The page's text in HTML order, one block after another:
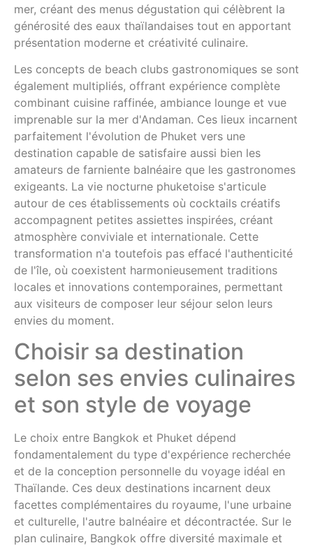
mer, créant des menus dégustation qui célèbrent la
générosité des eaux thaïlandaises tout en apportant
présentation moderne et créativité culinaire.
Les concepts de beach clubs gastronomiques se sont
également multipliés, offrant expérience complète
combinant cuisine raffinée, ambiance lounge et vue
imprenable sur la mer d'Andaman. Ces lieux incarnent
parfaitement l'évolution de Phuket vers une
destination capable de satisfaire aussi bien les
amateurs de farniente balnéaire que les gastronomes
exigeants. La vie nocturne phuketoise s'articule
autour de ces établissements où cocktails créatifs
accompagnent petites assiettes inspirées, créant
atmosphère conviviale et internationale. Cette
transformation n'a toutefois pas effacé l'authenticité
de l'île, où coexistent harmonieusement traditions
locales et innovations contemporaines, permettant
aux visiteurs de composer leur séjour selon leurs
envies du moment.
Choisir sa destination
selon ses envies culinaires
et son style de voyage
Le choix entre Bangkok et Phuket dépend
fondamentalement du type d'expérience recherchée
et de la conception personnelle du voyage idéal en
Thaïlande. Ces deux destinations incarnent deux
facettes complémentaires du royaume, l'une urbaine
et culturelle, l'autre balnéaire et décontractée. Sur le
plan culinaire, Bangkok offre diversité maximale et